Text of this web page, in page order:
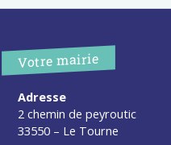
Votre mairie
Adresse
2 chemin de peyroutic
33550 – Le Tourne